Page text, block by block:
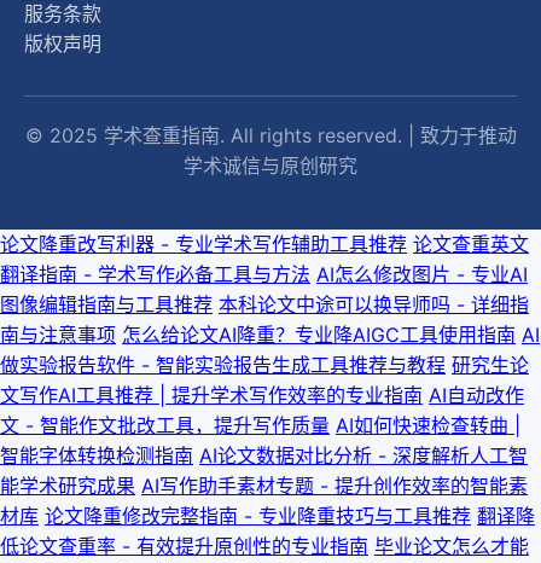
服务条款
版权声明
© 2025 学术查重指南. All rights reserved. | 致力于推动
学术诚信与原创研究
论文降重改写利器 - 专业学术写作辅助工具推荐 论文查重英文
翻译指南 - 学术写作必备工具与方法 AI怎么修改图片 - 专业AI
图像编辑指南与工具推荐 本科论文中途可以换导师吗 - 详细指
南与注意事项 怎么给论文AI降重？专业降AIGC工具使用指南 AI
做实验报告软件 - 智能实验报告生成工具推荐与教程 研究生论
文写作AI工具推荐 | 提升学术写作效率的专业指南 AI自动改作
文 - 智能作文批改工具，提升写作质量 AI如何快速检查转曲 |
智能字体转换检测指南 AI论文数据对比分析 - 深度解析人工智
能学术研究成果 AI写作助手素材专题 - 提升创作效率的智能素
材库 论文降重修改完整指南 - 专业降重技巧与工具推荐 翻译降
低论文查重率 - 有效提升原创性的专业指南 毕业论文怎么才能